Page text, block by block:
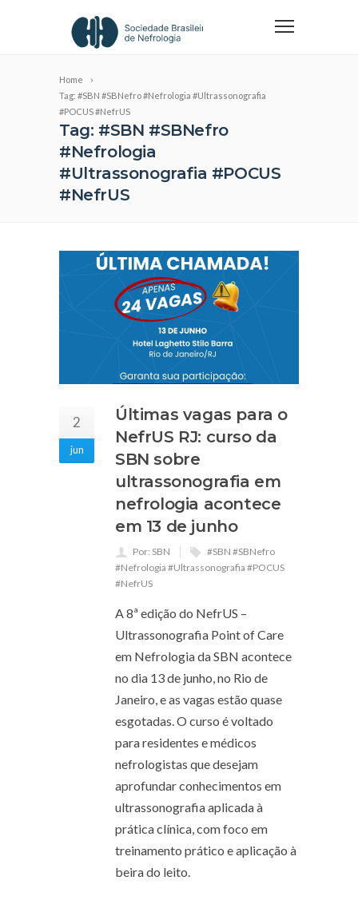
Home
Tag: #SBN #SBNefro #Nefrologia #Ultrassonografia
#POCUS #NefrUS
Tag: #SBN #SBNefro
#Nefrologia
#Ultrassonografia #POCUS
#NefrUS
2
jun
Últimas vagas para o
NefrUS RJ: curso da
SBN sobre
ultrassonografia em
nefrologia acontece
em 13 de junho
Por: SBN
#SBN #SBNefro
#Nefrologia #Ultrassonografia #POCUS
#NefrUS
A 8ª edição do NefrUS –
Ultrassonografia Point of Care
em Nefrologia da SBN acontece
no dia 13 de junho, no Rio de
Janeiro, e as vagas estão quase
esgotadas. O curso é voltado
para residentes e médicos
nefrologistas que desejam
aprofundar conhecimentos em
ultrassonografia aplicada à
prática clínica, com foco em
treinamento prático e aplicação à
beira do leito.